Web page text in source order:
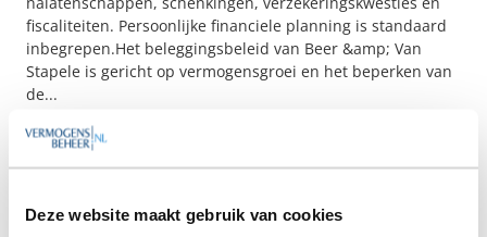
Deze website maakt gebruik van cookies
fiscaliteiten. Persoonlijke financiele planning is standaard
inbegrepen.Het beleggingsbeleid van Beer &amp; Van
Stapele is gericht op vermogensgroei en het beperken van
de...